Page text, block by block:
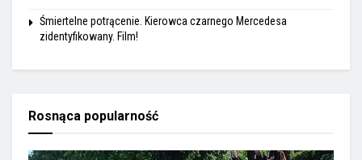
Śmiertelne potrącenie. Kierowca czarnego Mercedesa
zidentyfikowany. Film!
Rosnąca popularność